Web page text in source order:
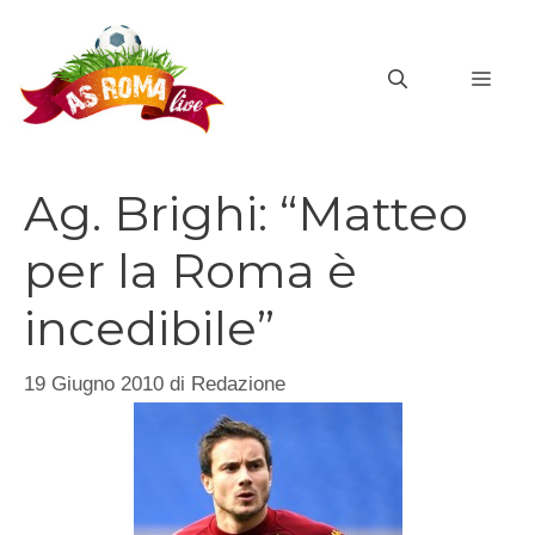
contenuto
Ag. Brighi: “Matteo
per la Roma è
incedibile”
19 Giugno 2010 di Redazione